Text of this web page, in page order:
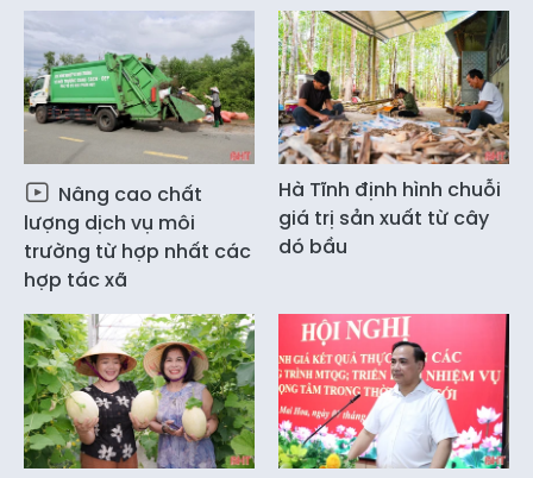
Nâng cao chất
lượng dịch vụ môi
trường từ hợp nhất các
hợp tác xã
Hà Tĩnh định hình chuỗi
giá trị sản xuất từ cây
dó bầu